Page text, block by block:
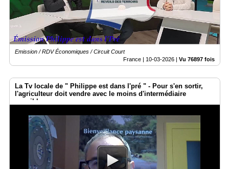
Emission / RDV Économiques / Circuit Court
France | 10-03-2026 | Vu 76897 fois
La Tv locale de " Philippe est dans l'pré " - Pour s'en sortir,
l'agriculteur doit vendre avec le moins d'intermédiaire
possible